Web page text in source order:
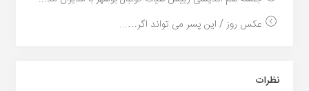
عکس روز / این پسر می تواند اگر…...
نظرات